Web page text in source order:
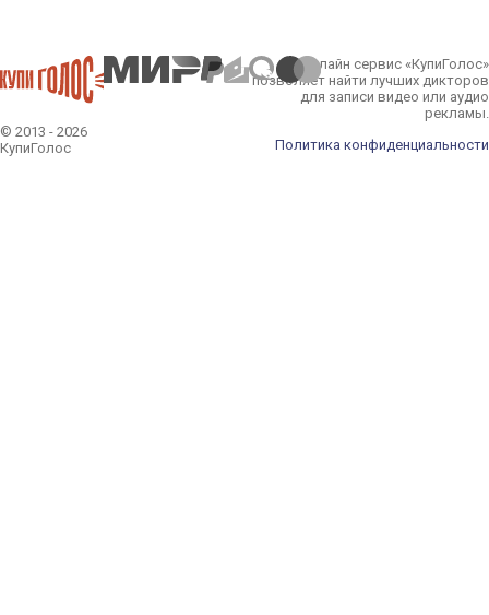
© 2013 - 2026
КупиГолос
Онлайн сервис «КупиГолос»
позволяет найти лучших дикторов
для записи видео или аудио
рекламы.
Политика конфиденциальности